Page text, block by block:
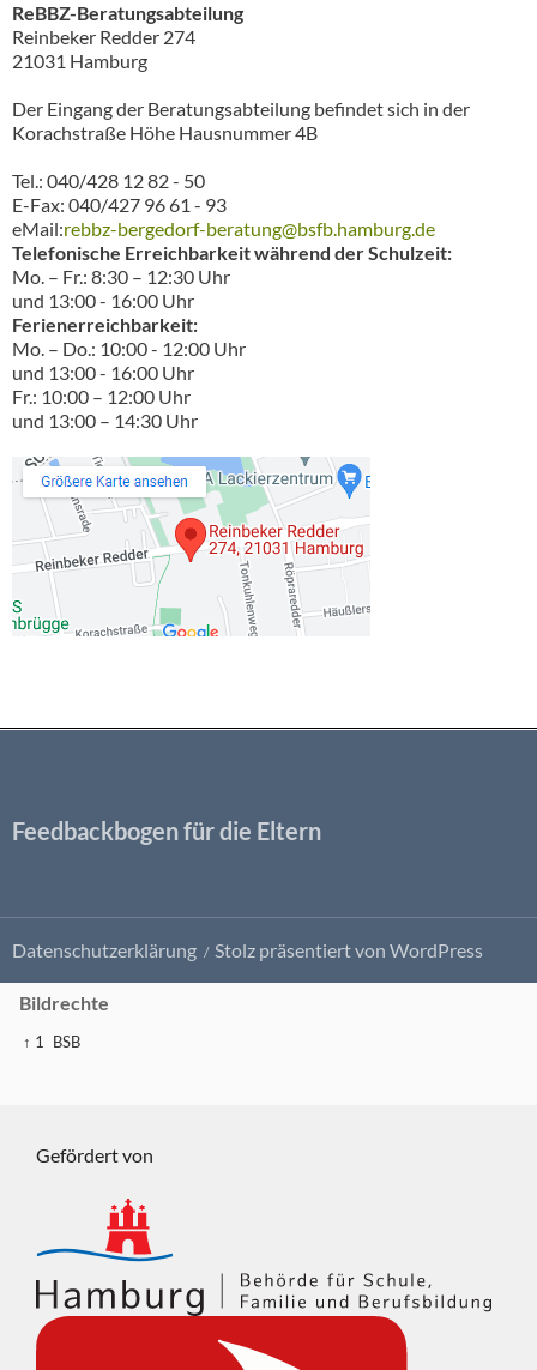
ReBBZ-Beratungsabteilung
Reinbeker Redder 274
21031 Hamburg
Der Eingang der Beratungsabteilung befindet sich in der
Korachstraße Höhe Hausnummer 4B
Tel.: 040/428 12 82 - 50
E-Fax: 040/427 96 61 - 93
eMail:rebbz-bergedorf-beratung@bsfb.hamburg.de
Telefonische Erreichbarkeit während der Schulzeit:
Mo. – Fr.: 8:30 – 12:30 Uhr
und 13:00 - 16:00 Uhr
Ferienerreichbarkeit:
Mo. – Do.: 10:00 - 12:00 Uhr
und 13:00 - 16:00 Uhr
Fr.: 10:00 – 12:00 Uhr
und 13:00 – 14:30 Uhr
Feedbackbogen für die Eltern
Datenschutzerklärung Stolz präsentiert von WordPress
Bildrechte
↑ 1 BSB
Gefördert von